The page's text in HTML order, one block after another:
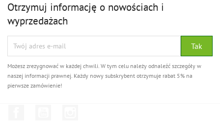
Otrzymuj informację o nowościach i
wyprzedażach
Możesz zrezygnować w każdej chwili. W tym celu należy odnaleźć szczegóły w
naszej informacji prawnej. Każdy nowy subskrybent otrzymuje rabat 5% na
pierwsze zamówienie!